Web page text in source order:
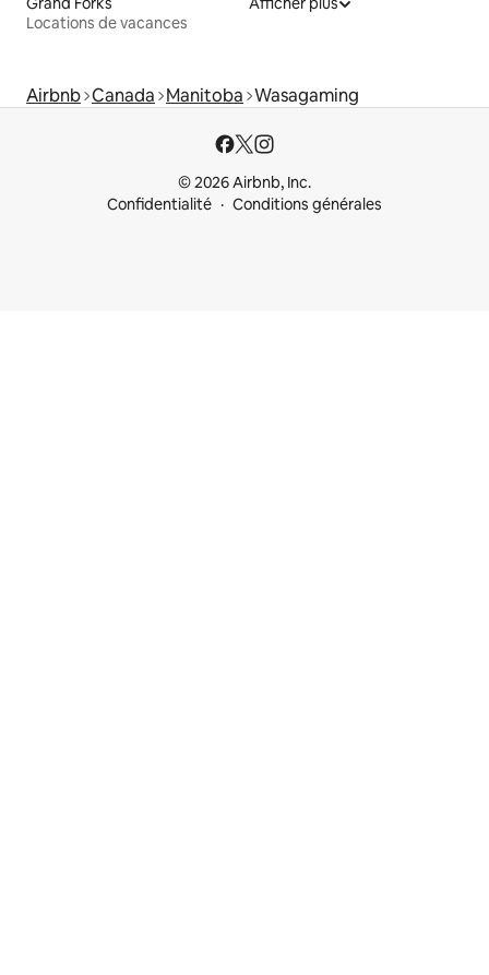
Locations de vacances
Airbnb Canada Manitoba Wasagaming
© 2026 Airbnb, Inc.
Confidentialité
Conditions générales